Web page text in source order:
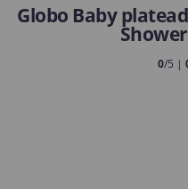
Es mi
Soy
Globo Baby
0/5 |